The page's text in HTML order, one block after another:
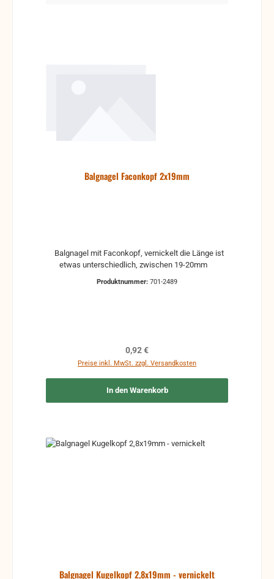
Balgnagel Faconkopf 2x19mm
Produktnummer: 701-2489
Regulärer Preis:
0,92 €
Preise inkl. MwSt. zzgl. Versandkosten
In den Warenkorb
Balgnagel Kugelkopf 2,8x19mm - vernickelt